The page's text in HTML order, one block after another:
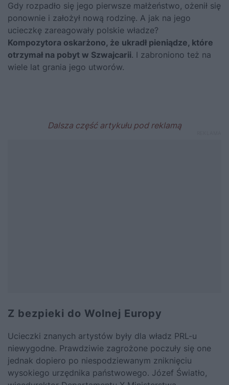
Gdy rozpadło się jego pierwsze małżeństwo, ożenił się
ponownie i założył nową rodzinę. A jak na jego
ucieczkę zareagowały polskie władze?
Kompozytora oskarżono, że ukradł pieniądze, które
otrzymał na pobyt w Szwajcarii. I zabroniono też na
wiele lat grania jego utworów.
Z bezpieki do Wolnej Europy
Ucieczki znanych artystów były dla władz PRL-u
niewygodne. Prawdziwie zagrożone poczuły się one
jednak dopiero po niespodziewanym zniknięciu
wysokiego urzędnika państwowego. Józef Światło,